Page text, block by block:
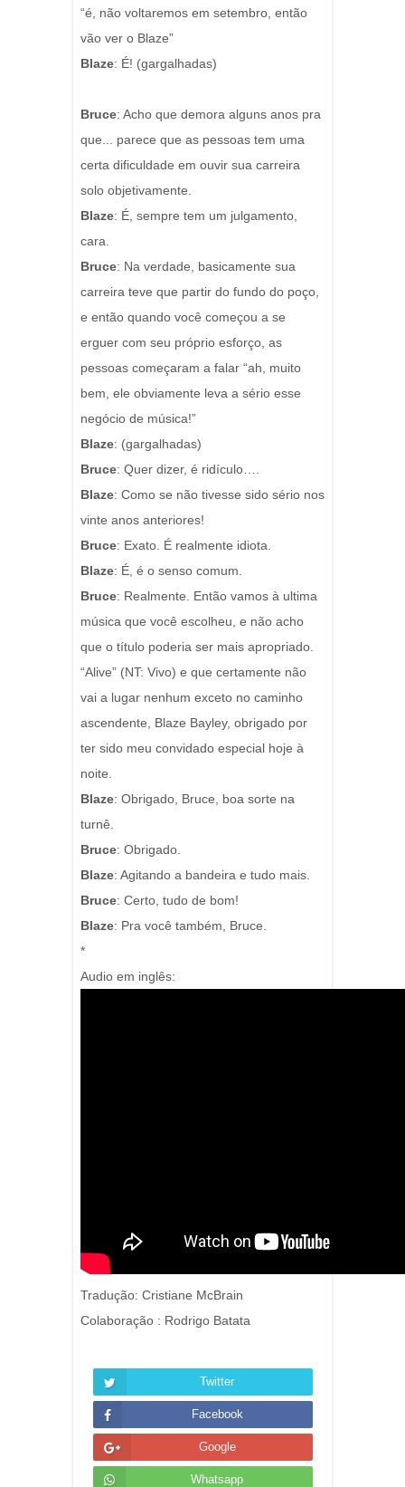
“é, não voltaremos em setembro, então
vão ver o Blaze”
Blaze: É! (gargalhadas)
Bruce: Acho que demora alguns anos pra
que... parece que as pessoas tem uma
certa dificuldade em ouvir sua carreira
solo objetivamente.
Blaze: É, sempre tem um julgamento,
cara.
Bruce: Na verdade, basicamente sua
carreira teve que partir do fundo do poço,
e então quando você começou a se
erguer com seu próprio esforço, as
pessoas começaram a falar “ah, muito
bem, ele obviamente leva a sério esse
negócio de música!”
Blaze: (gargalhadas)
Bruce: Quer dizer, é ridículo….
Blaze: Como se não tivesse sido sério nos
vinte anos anteriores!
Bruce: Exato. É realmente idiota.
Blaze: É, é o senso comum.
Bruce: Realmente. Então vamos à ultima
música que você escolheu, e não acho
que o título poderia ser mais apropriado.
“Alive” (NT: Vivo) e que certamente não
vai a lugar nenhum exceto no caminho
ascendente, Blaze Bayley, obrigado por
ter sido meu convidado especial hoje à
noite.
Blaze: Obrigado, Bruce, boa sorte na
turnê.
Bruce: Obrigado.
Blaze: Agitando a bandeira e tudo mais.
Bruce: Certo, tudo de bom!
Blaze: Pra você também, Bruce.
*
Audio em inglês:
Tradução: Cristiane McBrain
Colaboração : Rodrigo Batata
Twitter
Facebook
Google
Whatsapp